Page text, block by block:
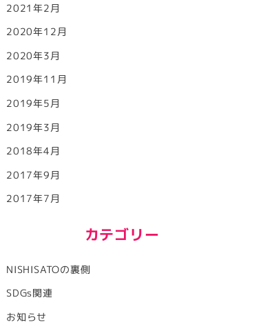
2021年2月
2020年12月
2020年3月
2019年11月
2019年5月
2019年3月
2018年4月
2017年9月
2017年7月
カテゴリー
NISHISATOの裏側
SDGs関連
お知らせ